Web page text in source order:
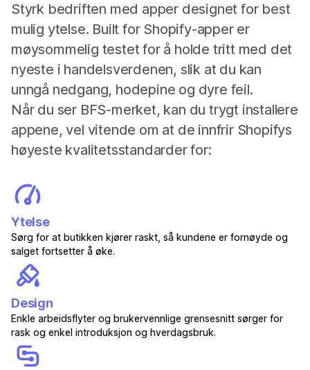
Styrk bedriften med apper designet for best
mulig ytelse. Built for Shopify-apper er
møysommelig testet for å holde tritt med det
nyeste i handelsverdenen, slik at du kan
unngå nedgang, hodepine og dyre feil.
Når du ser BFS-merket, kan du trygt installere
appene, vel vitende om at de innfrir Shopifys
høyeste kvalitetsstandarder for:
Ytelse
Sørg for at butikken kjører raskt, så kundene er fornøyde og
salget fortsetter å øke.
Design
Enkle arbeidsflyter og brukervennlige grensesnitt sørger for
rask og enkel introduksjon og hverdagsbruk.